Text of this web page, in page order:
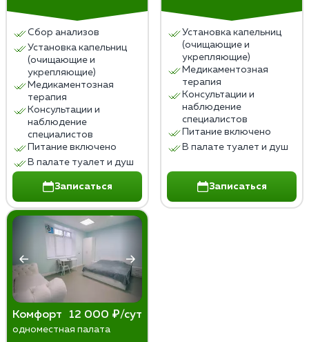
поддержание здорового образа жизни,
социальную адаптацию и укрепление
психоэмоционального состояния. Важно следовать
рекомендациям врачей и поддерживать свой путь к
выздоровлению.
Сбор анализов
Установка капельниц
(очищающие и
укрепляющие)
Медикаментозная
терапия
Консультации и
наблюдение
специалистов
Питание включено
В палате туалет и душ
Записаться
Установка капельниц
(очищающие и
укрепляющие)
Медикаментозная
терапия
Консультации и
наблюдение
специалистов
Питание включено
В палате туалет и душ
Записаться
Комфорт 12 000 ₽/сут
одноместная палата